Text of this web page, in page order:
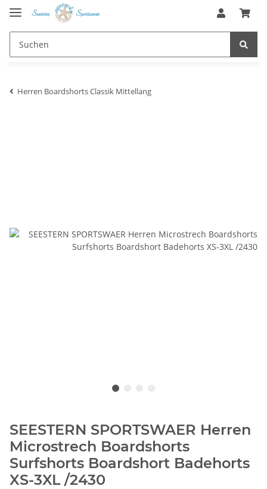
Herren Boardshorts Classik Mittellang
SEESTERN SPORTSWAER Herren
Microstrech Boardshorts
Surfshorts Boardshort Badehorts
XS-3XL /2430